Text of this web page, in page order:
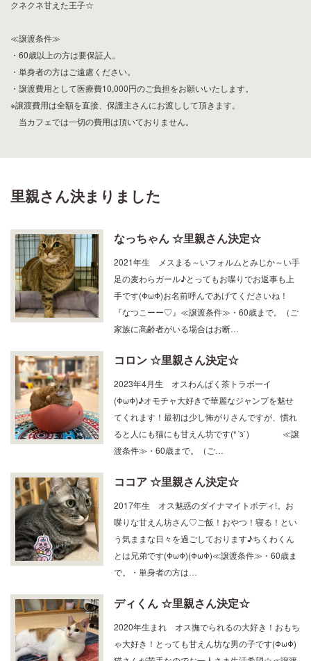
クネクネ甘えた王子☆
≪譲渡条件≫
・60歳以上の方は要保証人。
・単身者の方はご遠慮ください。
・譲渡費用として医療費10,000円のご負担をお願いいたします。
※譲渡費用は全額を直接、保護主さんにお渡しして頂きます。
当カフェでは一切の費用は頂いておりません。
里親さん決まりました
なっちゃん ☆里親さん決定☆
2021年生 メスまる～いフォルムとみじか～い手
足の麦わらガール♪とってもお喋りでお返事も上
手です(ΦωΦ)お名前呼んであげてくださいね！
『なつこーー♡』≪譲渡条件≫・60歳まで。（ご
家族に高齢者がいる場合はお断…
コロン ☆里親さん決定☆
2023年4月生 オスわんぱく茶トラボーイ
(ΦωΦ)♪オモチャ大好きで華麗なジャンプを魅せ
てくれます！最初は少し怖がりさんですが、慣れ
ると人にも猫にも甘えん坊です(*´з`) ≪譲
渡条件≫・60歳まで。（ご…
ココア ☆里親さん決定☆
2017年生 オス魅惑のダイナマイトボディ!。お
喋りな甘えん坊さん♡ご飯！おやつ！寝る！とい
う気ままな日々を過ごしております♪ちくわくん
とは兄弟です(ΦωΦ)(ΦωΦ)≪譲渡条件≫・60歳ま
で。・単身者の方は…
ディくん ☆里親さん決定☆
2020年生まれ オス撫でられるの大好き！おもち
ゃ大好き！とっても甘えん坊な男の子です(ΦωΦ)